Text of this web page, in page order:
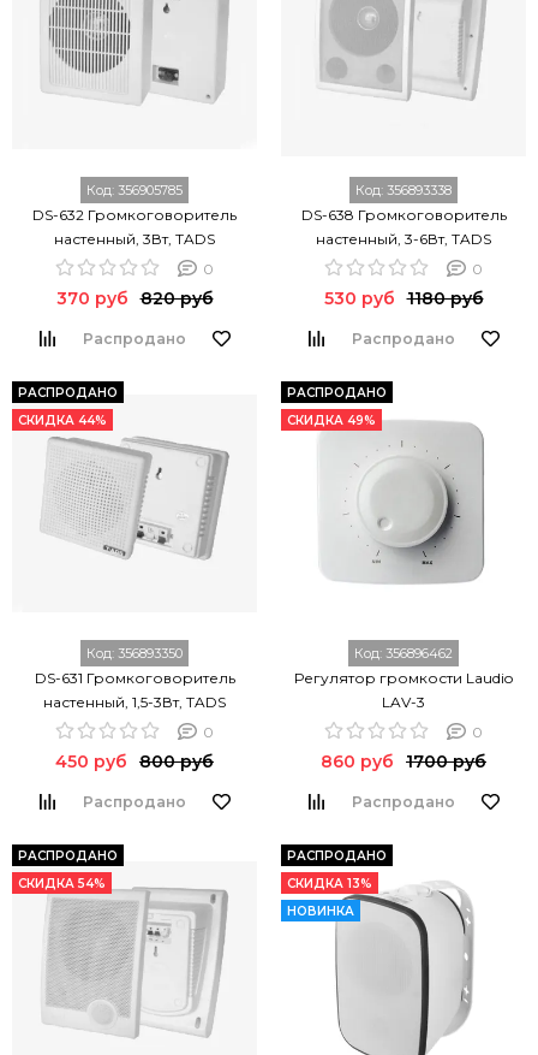
Код: 356905785
DS-632 Громкоговоритель
настенный, 3Вт, TADS
0
370 руб 820 руб
Распродано
Код: 356893338
DS-638 Громкоговоритель
настенный, 3-6Вт, TADS
0
530 руб 1180 руб
Распродано
РАСПРОДАНО
СКИДКА 44%
Код: 356893350
DS-631 Громкоговоритель
настенный, 1,5-3Вт, TADS
0
450 руб 800 руб
Распродано
РАСПРОДАНО
СКИДКА 49%
Код: 356896462
Регулятор громкости Laudio
LAV-3
0
860 руб 1700 руб
Распродано
РАСПРОДАНО
СКИДКА 54%
РАСПРОДАНО
СКИДКА 13%
НОВИНКА